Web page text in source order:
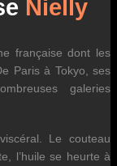
Nielly
française dont les
Paris à Tokyo, ses
galeries
Le couteau
l’huile se heurte à